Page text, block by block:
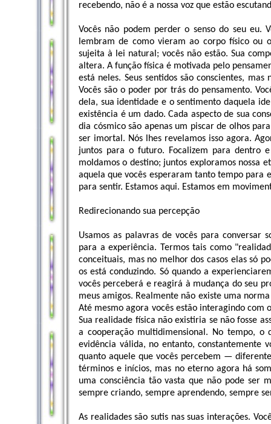
recebendo, não é a nossa voz que estão
Vocês não podem perder o senso do seu eu.
lembram de como vieram ao corpo físico ou
sujeita à lei natural; vocês não estão. Sua
altera. A função física é motivada pelo
está neles. Seus sentidos são conscientes,
Vocês são o poder por trás do pensamento.
dela, sua identidade e o sentimento daquela
existência é um dado. Cada aspecto de sua
dia cósmico são apenas um piscar de olhos
ser imortal. Nós lhes revelamos isso agora.
juntos para o futuro. Focalizem para dentro
moldamos o destino; juntos exploramos nossa
aquela que vocês esperaram tanto tempo para
para sentir. Estamos aqui. Estamos em
Redirecionando sua percepção
Usamos as palavras de vocês para conversar
para a experiência. Termos tais como
conceituais, mas no melhor dos casos elas só
os está conduzindo. Só quando a
vocês perceberá e reagirá à mudança do seu
meus amigos. Realmente não existe uma
Até mesmo agora vocês estão interagindo com
Sua realidade física não existiria se não fosse
a cooperação multidimensional. No tempo,
evidência válida, no entanto, constantemente
quanto aquele que vocês percebem —
términos e inícios, mas no eterno agora há
uma consciência tão vasta que não pode ser
sempre criando, sempre aprendendo, sempre
As realidades são sutis nas suas interações.